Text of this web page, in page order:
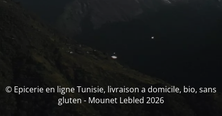
© Epicerie en ligne Tunisie, livraison a domicile, bio, sans
gluten - Mounet Lebled 2026